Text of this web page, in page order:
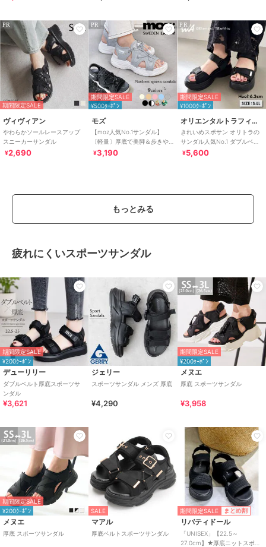
PR
期間限定SALE
ヴィヴィアン
やわらかソールレースアップ
スニーカーサンダル
¥2,690
PR
期間限定SALE
¥500ｸｰﾎﾟﾝ
モズ
【moz人気No.1サンダル】
〔軽量〕厚底で美脚＆歩きや
すい！疲れにくいフィット感
¥3,190
PR
期間限定SALE
¥1000ｸｰﾎﾟﾝ
オリエンタルトラフィック
きれいめスポサン オリトラの
サンダル人気No.1 ダブルベル
ト スポーツサンダル /42207
¥5,600
もっとみる
疲れにくいスポーツサンダル
期間限定SALE
¥200ｸｰﾎﾟﾝ
デューリリー
ダブルベルト厚底スポーツサ
ンダル
¥3,621
ジェリー
スポーツサンダル メンズ 厚底
¥4,290
期間限定SALE
¥200ｸｰﾎﾟﾝ
メヌエ
厚底 スポーツサンダル
¥3,958
期間限定SALE
¥200ｸｰﾎﾟﾝ
メヌエ
厚底 スポーツサンダル
SALE
マアル
厚底ベルトスポーツサンダル
期間限定SALE まとめ割
リバティドール
「UNISEX」【22.5～
27.0cm】★厚底ニットスポー